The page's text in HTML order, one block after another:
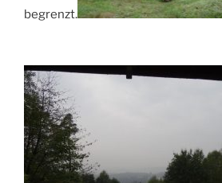
begrenzt.